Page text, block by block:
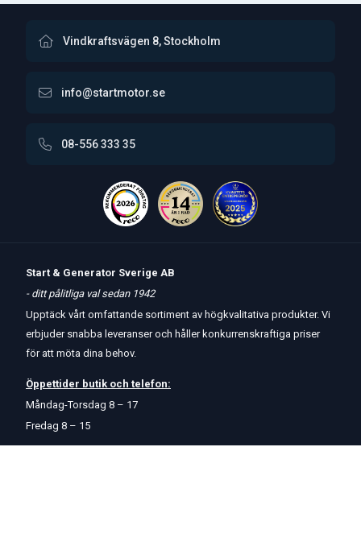
Vindkraftsvägen 8, Stockholm
info@startmotor.se
08-556 333 35
Start & Generator Sverige AB
- ditt pålitliga val sedan 1942
Upptäck vårt omfattande sortiment av högkvalitativa produkter. Vi
erbjuder snabba leveranser och håller konkurrenskraftiga priser
för att möta dina behov.
Öppettider butik och telefon:
Måndag-Torsdag 8 – 17
Fredag 8 – 15